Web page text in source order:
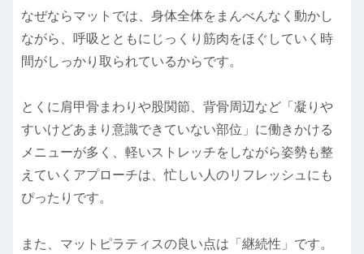
なぜならマットでは、身体全体をまんべんなく動かし
ながら、呼吸とともにじっくり筋肉をほぐしていく時
間がしっかり取られているからです。
とくに肩甲骨まわりや股関節、背骨周辺など「凝りや
すいけどあまり意識できていない部位」に働きかける
メニューが多く、軽いストレッチをしながら姿勢も整
えていくアプローチは、忙しい人のリフレッシュにも
ぴったりです。
また、マットピラティスの良い点は「継続性」です。